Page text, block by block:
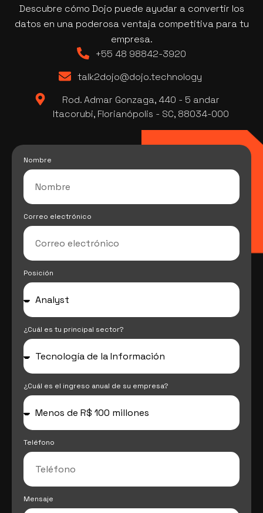
Descubre cómo Dojo puede ayudar a convertir los
datos en una poderosa ventaja competitiva para tu
empresa.
+55 48 98842-3920
talk2dojo@dojo.technology
Rod. Admar Gonzaga, 440 - 5 andar
Itacorubi, Florianópolis - SC, 88034-000
Nombre
Correo electrónico
Posición
¿Cuál es tu principal sector?
¿Cuál es el ingreso anual de su empresa?
Teléfono
Mensaje